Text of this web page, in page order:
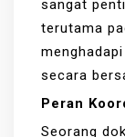
sangat
terutama
secara
Peran
Seorang